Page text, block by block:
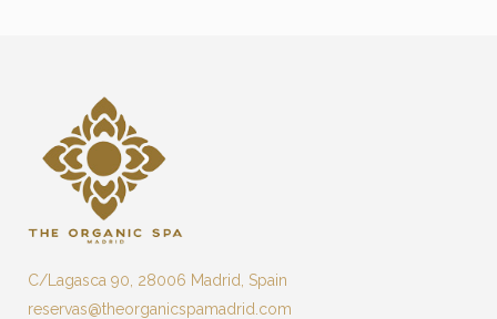
C/Lagasca 90, 28006 Madrid, Spain
reservas@theorganicspamadrid.com